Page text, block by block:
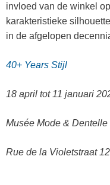
invloed van de winkel
karakteristieke
in de afgelopen
40+ Years Stijl
18 april tot 11 januari
Musée Mode & Dentelle
Rue de la Violetstraat